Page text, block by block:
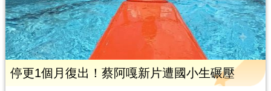
停更1個月復出！蔡阿嘎新片遭國小生碾壓